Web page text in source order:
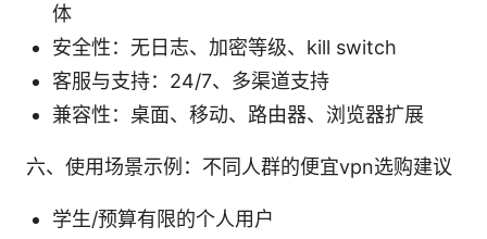
体
安全性：无日志、加密等级、kill switch
客服与支持：24/7、多渠道支持
兼容性：桌面、移动、路由器、浏览器扩展
六、使用场景示例：不同人群的便宜vpn选购建议
学生/预算有限的个人用户